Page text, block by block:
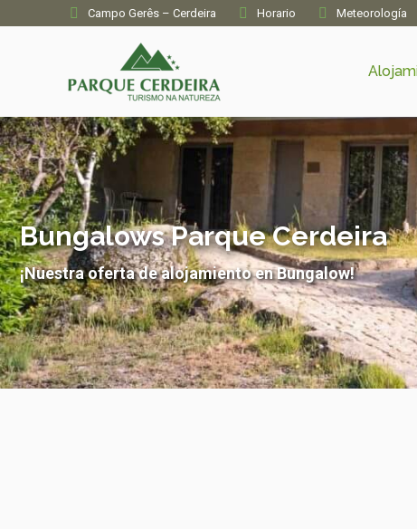
Campo Gerês – Cerdeira Horario Meteorología
Bungalows Parque Cerdeira
¡Nuestra oferta de alojamiento en Bungalow!